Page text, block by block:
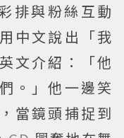
排與粉絲互動
中文說出「我
文介紹：「他
。」他一邊笑
當鏡頭捕捉到